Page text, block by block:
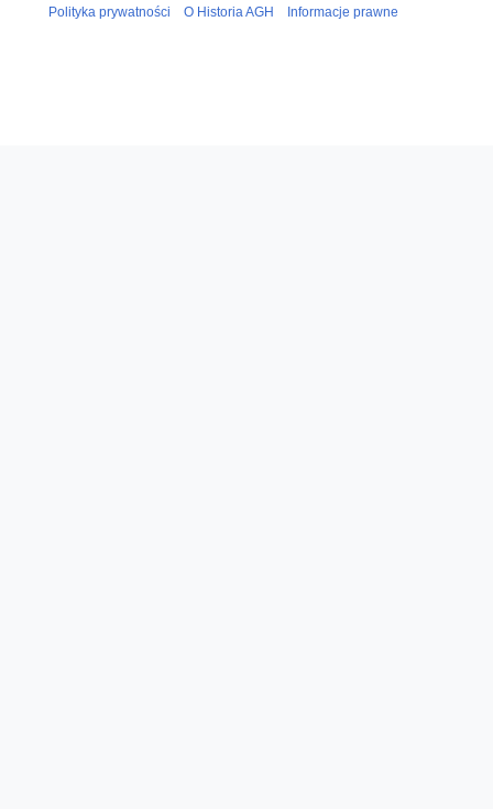
Polityka prywatności O Historia AGH Informacje prawne